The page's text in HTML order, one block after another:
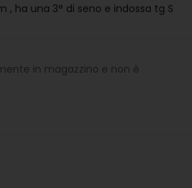
, ha una 3° di seno e indossa tg S
in magazzino e non è